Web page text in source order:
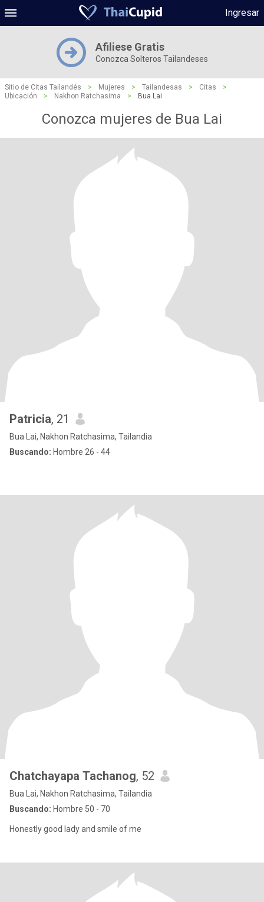
Ingresar
Afiliese Gratis
Conozca Solteros Tailandeses
Sitio de Citas Tailandés > Mujeres > Tailandesas > Citas
>
Ubicación
> Nakhon Ratchasima > Bua Lai
Conozca mujeres de Bua Lai
Patricia, 21
Bua Lai, Nakhon Ratchasima, Tailandia
Buscando: Hombre 26 - 44
Chatchayapa Tachanog, 52
Bua Lai, Nakhon Ratchasima, Tailandia
Buscando: Hombre 50 - 70
Honestly good lady and smile of me